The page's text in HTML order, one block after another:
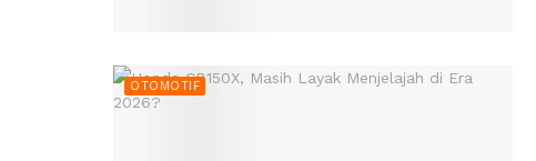
OTOMOTIF